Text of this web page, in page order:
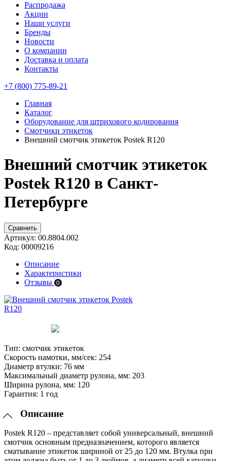
Распродажа
Акции
Наши услуги
Бренды
Новости
О компании
Доставка и оплата
Контакты
+7 (800) 775-89-21
Главная
Каталог
Оборудование для штрихового кодирования
Смотчики этикеток
Внешний смотчик этикеток Postek R120
Внешний смотчик этикеток
Postek R120 в Санкт-
Петербурге
Сравнить
Артикул: 00.8804.002
Код: 00009216
Описание
Характеристики
Отзывы 0
Тип: смотчик этикеток
Скорость намотки, мм/сек: 254
Диаметр втулки: 76 мм
Максимальный диаметр рулона, мм: 203
Ширина рулона, мм: 120
Гарантия: 1 год
Описание
Postek R120 – представляет собой универсальный, внешний
смотчик основным предназначением, которого является
сматывание этикеток шириной от 25 до 120 мм. Втулка при